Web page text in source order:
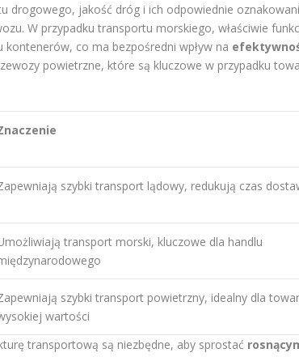
drogowego, jakość dróg i ich odpowiednie
W przypadku transportu morskiego, właściwie
kontenerów, co ma bezpośredni wpływ na
powietrzne, które są kluczowe w przypadku
szybki transport lądowy, redukują czas
transport morski, kluczowe dla handlu
szybki transport powietrzny, idealny dla
wartości
transportową są niezbędne, aby sprostać